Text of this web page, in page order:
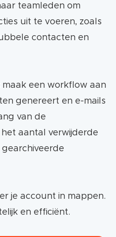
teamleden om
uit te voeren, zoals
contacten en
maak een workflow aan
genereert en e-mails
van de
aantal verwijderde
je account in mappen.
en efficiënt.